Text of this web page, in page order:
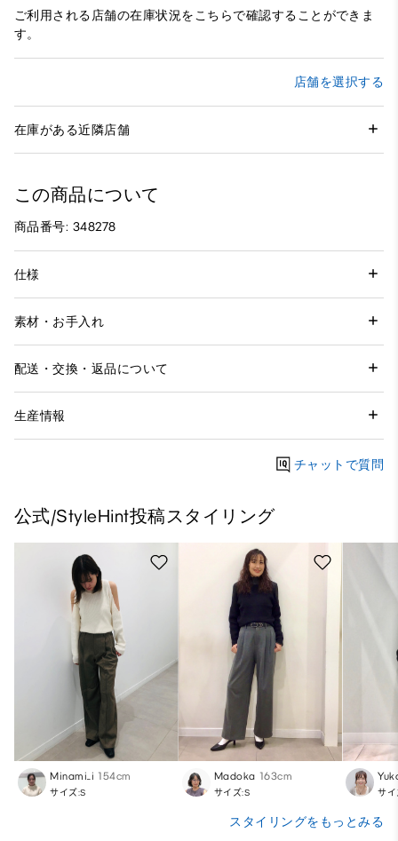
ご利用される店舗の在庫状況をこちらで確認することができま
す。
店舗を選択する
在庫がある近隣店舗
この商品について
商品番号: 348278
仕様
素材・お手入れ
配送・交換・返品について
生産情報
チャットで質問
公式/StyleHint投稿スタイリング
Minami_i 154cm
サイズ:S
Madoka 163cm
サイズ:S サ
スタイリングをもっとみる